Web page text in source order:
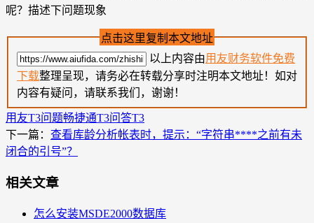
呢？描述下问题现象
点击这里复制本文地址
以上内容由用友财务软件免费
下载整理呈现，请务必在转载分享时注明本文地址！如对
内容有疑问，请联系我们，谢谢！
用友T3问题畅捷通T3问答T3
下一篇： 查看库龄分析帐表时，提示：“字符串****之前有未
闭合的引号”？
相关文章
怎么安装MSDE2000数据库